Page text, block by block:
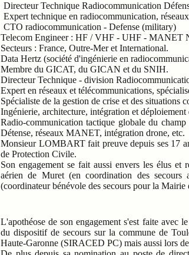
Directeur Technique Radiocommunication
Expert technique en radiocommunication,
CTO radiocommunication - Defense (military)
Telecom Engineer : HF / VHF - UHF - MANET
Secteurs : France, Outre-Mer et International.
Data Hertz (société d'ingénierie en
Membre du GICAT, du GICAN et du SNIH.
Directeur Technique - division
Expert en réseaux et télécommunications,
Spécialiste de la gestion de crise et des situations
Ingénierie, architecture, intégration et déploiement
Radio-communication tactique globale du
Détense, réseaux MANET, intégration drone, etc.
Monsieur LOMBART fait preuve depuis ses 17
de Protection Civile.
Son engagement se fait aussi envers les élus et
aérien de Muret (en coordination des
(coordinateur bénévole des secours pour la Mairie
L'apothéose de son engagement s'est faite avec
du dispositif de secours sur la commune de
Haute-Garonne (SIRACED PC) mais aussi lors